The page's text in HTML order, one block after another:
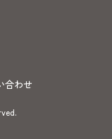
合わせ